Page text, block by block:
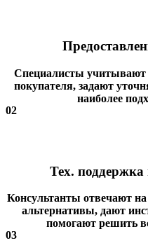
Специалисты учитывают
покупателя, задают
наиболее
02
Тех.
Консультанты отвечают
альтернативы, дают
помогают решить
03